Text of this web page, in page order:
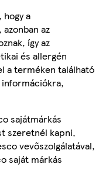
a
az
így az
és allergén
a terméken található
információkra,
sajátmárkás
szeretnél kapni,
vevőszolgálatával,
saját márkás